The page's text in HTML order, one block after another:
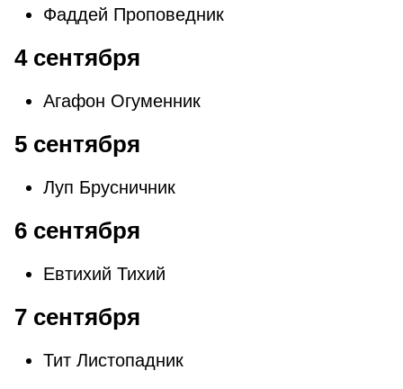
Фаддей Проповедник
4 сентября
Агафон Огуменник
5 сентября
Луп Брусничник
6 сентября
Евтихий Тихий
7 сентября
Тит Листопадник